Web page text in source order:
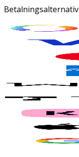
Betalningsalternativ